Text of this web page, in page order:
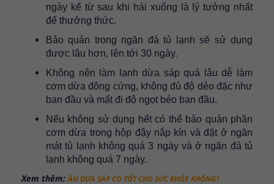
ngày kể từ sau khi hái xuống là lý tưởng nhất
để thưởng thức.
Bảo quản trong ngăn đá tủ lạnh sẽ sử dụng
được lâu hơn, lên tới 30 ngày.
Không nên làm lạnh dừa sáp quá lâu dễ làm
cơm dừa đông cứng, không đủ độ dẻo đặc như
ban đầu và mất đi độ ngọt béo ban đầu.
Nếu không sử dụng hết có thể bảo quản phần
cơm dừa trong hộp đậy nắp kín và đặt ở ngăn
mát tủ lạnh không quá 3 ngày và ở ngăn đá tủ
lạnh không quá 7 ngày.
Xem thêm:ĂN DỪA SÁP CÓ TỐT CHO SỨC KHỎE KHÔNG?